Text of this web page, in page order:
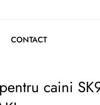
CONTACT
caini